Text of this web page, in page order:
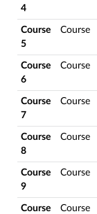
4
Course
5
Course
Course
6
Course
Course
7
Course
Course
8
Course
Course
9
Course
Course
Course